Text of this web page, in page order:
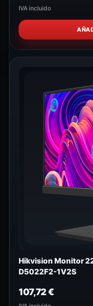
IVA incluido
Hikvision Monitor
D5022F2-1V2S
107,72€